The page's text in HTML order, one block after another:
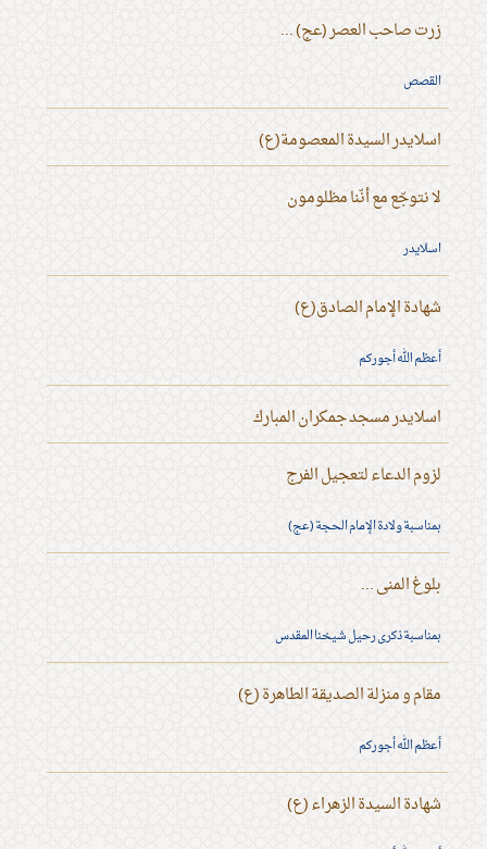
زرت صاحب العصر (عج) ...
القصص
اسلايدر السيدة المعصومة(ع)
لا نتوجّع مع أنّنا مظلومون
اسلايدر
شهادة الإمام الصادق(ع)
أعظم الله أجوركم
اسلايدر مسجد جمكران المبارك
لزوم الدعاء لتعجيل الفرج
بمناسبة ولادة الإمام الحجة (عج)
بلوغ المنى ...
بمناسبة ذكرى رحيل شيخنا المقدس
مقام و منزلة الصديقة الطاهرة (ع)
أعظم الله أجوركم
شهادة السيدة الزهراء (ع)